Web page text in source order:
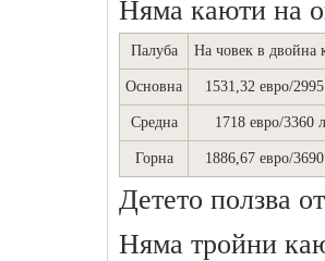
Няма каюти на
Палуба На човек в двойна
Основна 1531,32 евро/
Средна 1718 евро/3360
Горна 1886,67 евро/
Детето ползва
Няма тройни